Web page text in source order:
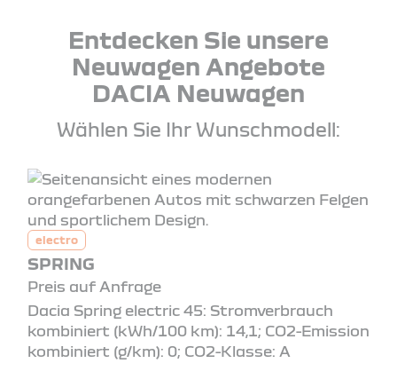
Entdecken Sie unsere
Neuwagen Angebote
DACIA Neuwagen
Wählen Sie Ihr Wunschmodell:
electro
SPRING
Preis auf Anfrage
Dacia Spring electric 45: Stromverbrauch
kombiniert (kWh/100 km): 14,1; CO2-Emission
kombiniert (g/km): 0; CO2-Klasse: A